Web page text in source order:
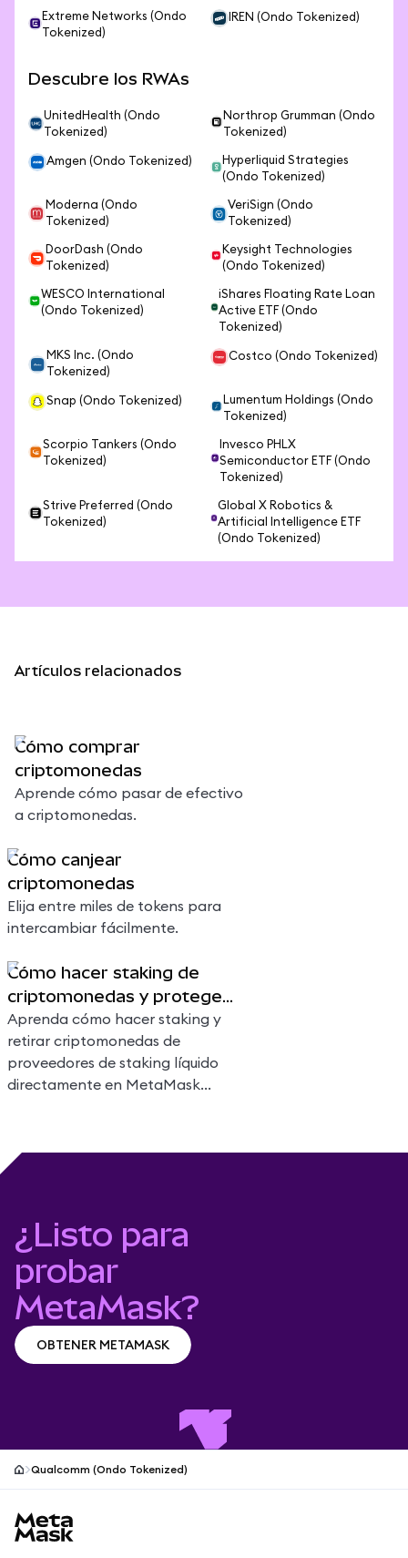
Extreme Networks (Ondo
Tokenized)
IREN (Ondo Tokenized)
Descubre los RWAs
UnitedHealth (Ondo
Tokenized)
Northrop Grumman (Ondo
Tokenized)
Amgen (Ondo Tokenized)
Hyperliquid Strategies
(Ondo Tokenized)
Moderna (Ondo
Tokenized)
VeriSign (Ondo
Tokenized)
DoorDash (Ondo
Tokenized)
Keysight Technologies
(Ondo Tokenized)
WESCO International
(Ondo Tokenized)
iShares Floating Rate Loan
Active ETF (Ondo
Tokenized)
MKS Inc. (Ondo
Tokenized)
Costco (Ondo Tokenized)
Snap (Ondo Tokenized)
Lumentum Holdings (Ondo
Tokenized)
Scorpio Tankers (Ondo
Tokenized)
Invesco PHLX
Semiconductor ETF (Ondo
Tokenized)
Strive Preferred (Ondo
Tokenized)
Global X Robotics &
Artificial Intelligence ETF
(Ondo Tokenized)
Artículos relacionados
Cómo comprar
criptomonedas
Aprende cómo pasar de efectivo
a criptomonedas.
Cómo canjear
criptomonedas
Elija entre miles de tokens para
intercambiar fácilmente.
Cómo hacer staking de
criptomonedas y proteger
la red
Aprenda cómo hacer staking y
retirar criptomonedas de
proveedores de staking líquido
directamente en MetaMask
¿Listo para
probar
MetaMask?
OBTENER METAMASK
Qualcomm (Ondo Tokenized)